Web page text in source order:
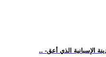
الإسبانية الذي أعق